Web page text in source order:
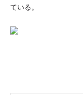
ている。